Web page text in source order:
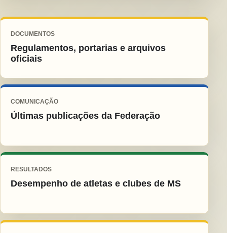
DOCUMENTOS
Regulamentos, portarias e arquivos
oficiais
COMUNICAÇÃO
Últimas publicações da Federação
RESULTADOS
Desempenho de atletas e clubes de MS